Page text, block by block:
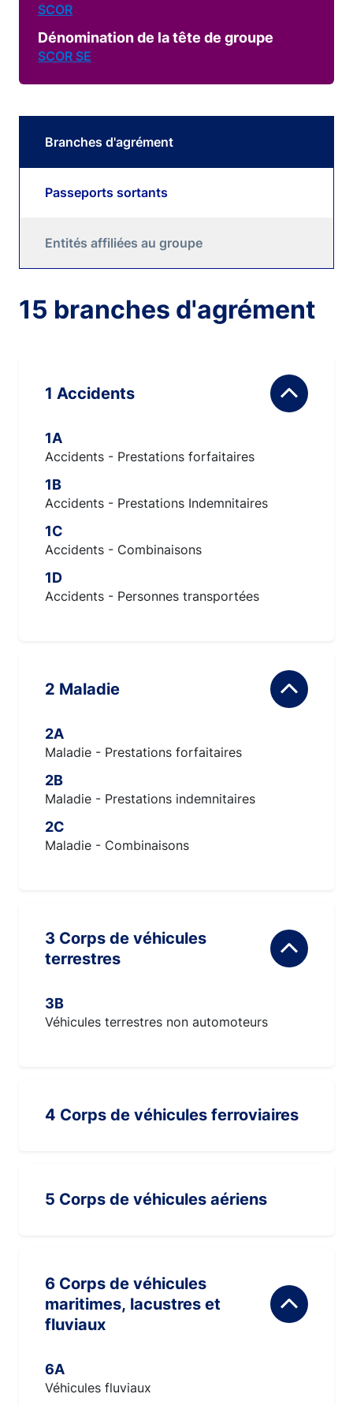
SCOR
Dénomination de la tête de groupe
SCOR SE
Branches d'agrément
Passeports sortants
Entités affiliées au groupe
15 branches d'agrément
1 Accidents
1A
Accidents - Prestations forfaitaires
1B
Accidents - Prestations Indemnitaires
1C
Accidents - Combinaisons
1D
Accidents - Personnes transportées
2 Maladie
2A
Maladie - Prestations forfaitaires
2B
Maladie - Prestations indemnitaires
2C
Maladie - Combinaisons
3 Corps de véhicules
terrestres
3B
Véhicules terrestres non automoteurs
4 Corps de véhicules ferroviaires
5 Corps de véhicules aériens
6 Corps de véhicules
maritimes, lacustres et
fluviaux
6A
Véhicules fluviaux